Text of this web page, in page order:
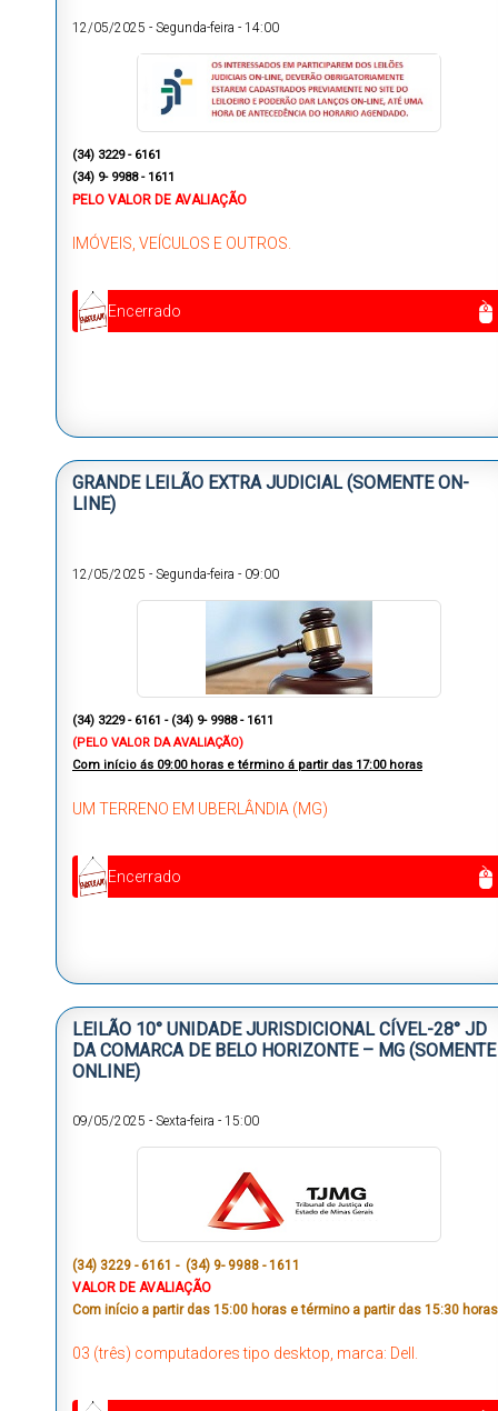
12/05/2025 - Segunda-feira - 14:00
(34) 3229 - 6161
(34) 9- 9988 - 1611
PELO VALOR DE AVALIAÇÃO
IMÓVEIS, VEÍCULOS E OUTROS.
Encerrado
GRANDE LEILÃO EXTRA JUDICIAL (SOMENTE ON-
LINE)
12/05/2025 - Segunda-feira - 09:00
(34) 3229 - 6161 - (34) 9- 9988 - 1611
(PELO VALOR DA AVALIAÇÃO)
Com início ás 09:00 horas e término á partir das 17:00 horas
UM TERRENO EM UBERLÂNDIA (MG)
Encerrado
LEILÃO 10° UNIDADE JURISDICIONAL CÍVEL-28° JD
DA COMARCA DE BELO HORIZONTE – MG (SOMENTE
ONLINE)
09/05/2025 - Sexta-feira - 15:00
(34) 3229 - 6161 - (34) 9- 9988 - 1611
VALOR DE AVALIAÇÃO
Com início a partir das 15:00 horas e término a partir das 15:30
03 (três) computadores tipo desktop, marca: Dell.